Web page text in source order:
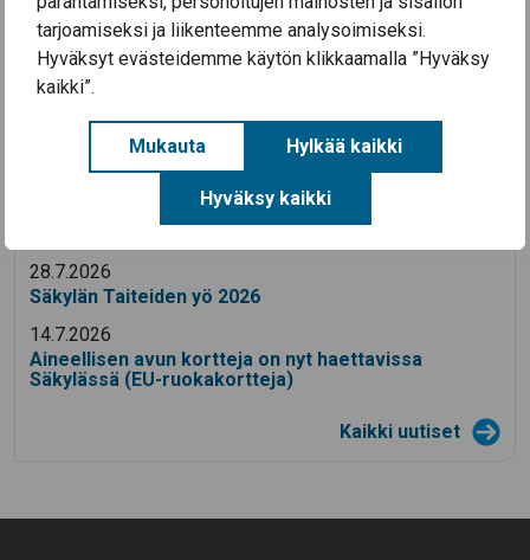
tarjoamiseksi ja liikenteemme analysoimiseksi.
Hyväksyt evästeidemme käytön klikkaamalla ”Hyväksy
kaikki”.
Mukauta Hylkää kaikki
Hyväksy kaikki
1.8.2023-31.7.2024 (hakua
jatkettu)
Ajankohtaista
28.7.2026
Säkylän Taiteiden yö 2026
14.7.2026
Aineellisen avun kortteja on nyt haettavissa
Säkylässä (EU-ruokakortteja)
Kaikki uutiset